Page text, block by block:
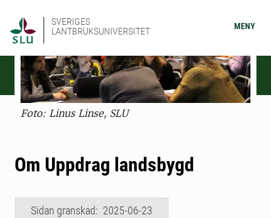
SVERIGES
LANTBRUKSUNIVERSITET
MENY
Foto: Linus Linse, SLU
Om Uppdrag landsbygd
Sidan granskad: 2025-06-23